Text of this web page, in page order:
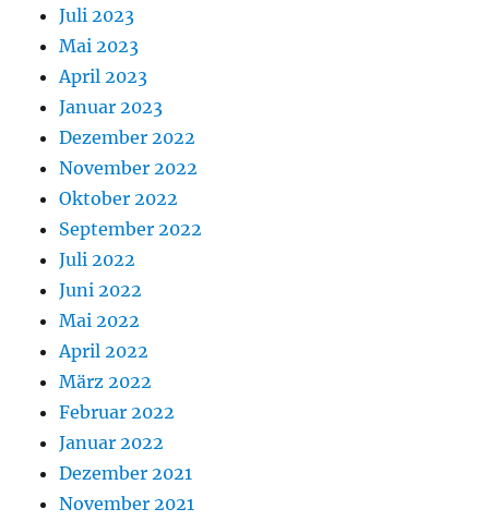
Juli 2023
Mai 2023
April 2023
Januar 2023
Dezember 2022
November 2022
Oktober 2022
September 2022
Juli 2022
Juni 2022
Mai 2022
April 2022
März 2022
Februar 2022
Januar 2022
Dezember 2021
November 2021